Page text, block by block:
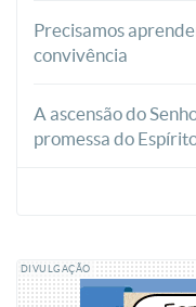
Precisamos
convivência
A ascensão do
promessa do
DIVULGAÇÃO